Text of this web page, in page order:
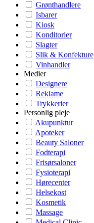
Grønthandlere
Isbarer
Kiosk
Konditorier
Slagter
Slik & Konfekture
Vinhandler
Medier
Designere
Reklame
Trykkerier
Personlig pleje
Akupunktur
Apoteker
Beauty Saloner
Fodterapi
Frisørsaloner
Fysioterapi
Hørecenter
Helsekost
Kosmetik
Massage